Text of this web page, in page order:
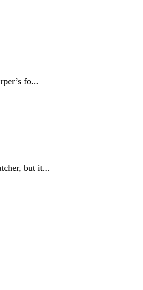
fo...
but it...